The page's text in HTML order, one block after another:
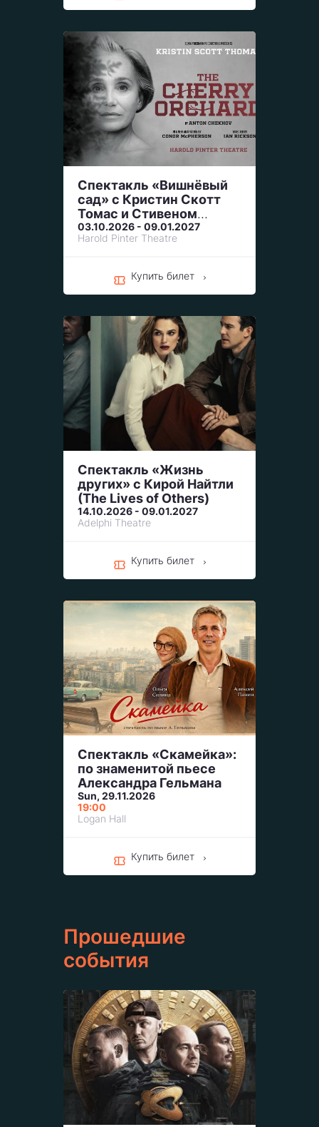
Спектакль «Вишнёвый
сад» с Кристин Скотт
Томас и Стивеном
Манган / The Cherry
Orchard
03.10.2026 - 09.01.2027
Harold Pinter Theatre
Купить билет
Спектакль «Жизнь
других» с Кирой Найтли
(The Lives of Others)
14.10.2026 - 09.01.2027
Adelphi Theatre
Купить билет
Спектакль «Скамейка»:
по знаменитой пьесе
Александра Гельмана
Sun, 29.11.2026
19:00
Logan Hall
Купить билет
Прошедшие
события